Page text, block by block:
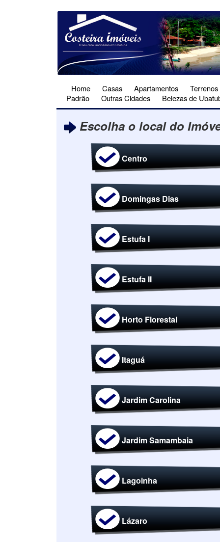
Home Casas Apartamentos
Terrenos
Padrão
Outras Cidades Belezas de
Escolha o local do
Centro
Domingas Dias
Estufa I
Estufa II
Horto Florestal
Itaguá
Jardim Carolina
Jardim Samambaia
Lagoinha
Lázaro